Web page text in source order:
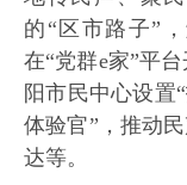
的“区市路子”
在“党群e家”平
阳市民中心设置
体验官”，推动
达等。